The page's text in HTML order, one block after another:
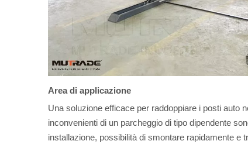
Area di applicazione
Una soluzione efficace per raddoppiare i posti auto
inconvenienti di un parcheggio di tipo dipendente
installazione, possibilità di smontare rapidamente e